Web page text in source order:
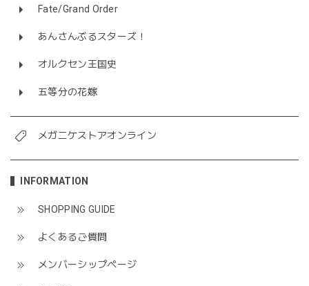
Fate/Grand Order
あんさんぶるスターズ！
オルクセン王国史
五等分の花嫁
メガニケストアオンライン
INFORMATION
SHOPPING GUIDE
よくあるご質問
メンバーシップページ